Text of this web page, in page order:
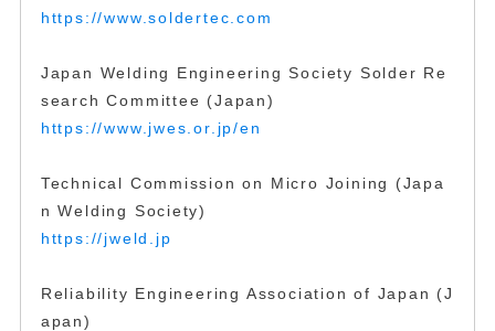
https://www.soldertec.com
Japan Welding Engineering Society Solder Re
search Committee (Japan)
https://www.jwes.or.jp/en
Technical Commission on Micro Joining (Japa
n Welding Society)
https://jweld.jp
Reliability Engineering Association of Japan (J
apan)